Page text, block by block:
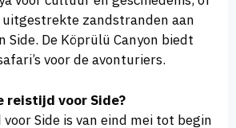
zandstranden aan
Side. De Köprülü Canyon biedt
voor de avonturiers.
reistijd voor Side?
Side is van eind mei tot begin